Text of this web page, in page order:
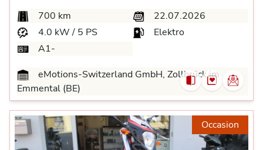
700 km
22.07.2026
4.0 kW / 5 PS
Elektro
A1-
eMotions-Switzerland GmbH, Zollbrück im
Emmental (BE)
Occasion